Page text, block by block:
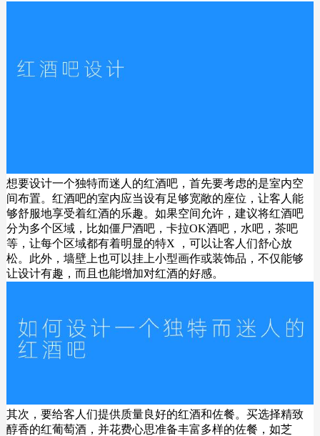
想要设计一个独特而迷人的红酒吧，首先要考虑的是室内空
间布置。红酒吧的室内应当设有足够宽敞的座位，让客人能
够舒服地享受着红酒的乐趣。如果空间允许，建议将红酒吧
分为多个区域，比如僵尸酒吧，卡拉OK酒吧，水吧，茶吧
等，让每个区域都有着明显的特X ，可以让客人们舒心放
松。此外，墙壁上也可以挂上小型画作或装饰品，不仅能够
让设计有趣，而且也能增加对红酒的好感。
其次，要给客人们提供质量良好的红酒和佐餐。买选择精致
醇香的红葡萄酒，并花费心思准备丰富多样的佐餐，如芝